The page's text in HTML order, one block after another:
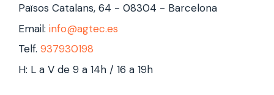
Països Catalans, 64 - 08304 - Barcelona
Email: info@agtec.es
Telf. 937930198
H: L a V de 9 a 14h / 16 a 19h